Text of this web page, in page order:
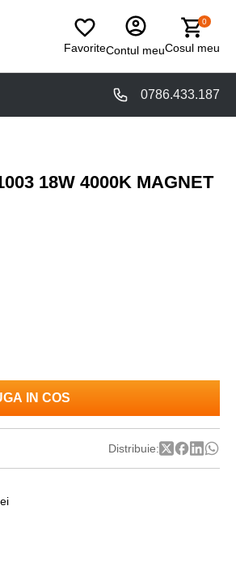
FavoriteContul meu
0
Cosul meu
0786.433.187
18W 4000K MAGNET
IN COS
Distribuie: